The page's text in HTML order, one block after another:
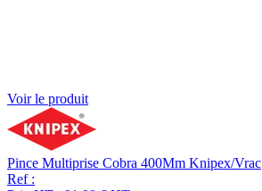
Voir le produit
Pince Multiprise Cobra 400Mm Knipex/Vrac
Ref :